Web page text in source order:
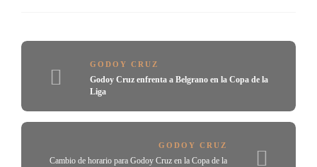
GODOY CRUZ
Godoy Cruz enfrenta a Belgrano en la Copa de la
Liga
GODOY CRUZ
Cambio de horario para Godoy Cruz en la Copa de la